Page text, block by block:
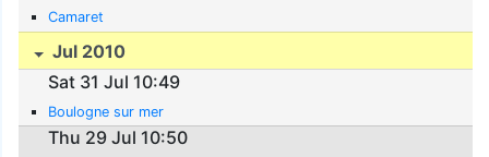
Camaret
Jul 2010
Sat 31 Jul 10:49
Boulogne sur mer
Thu 29 Jul 10:50